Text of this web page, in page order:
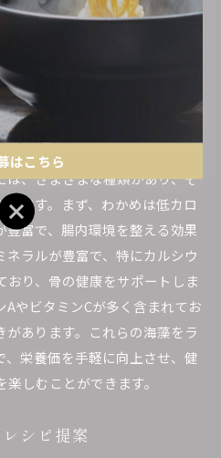
粒粉や玄米を使用したものを選
消化を助けます。このような工
を保ちながら、より健康に配
の違い
、さまざまな種類があり、そ
ます。まず、わかめは低カロ
豊富で、腸内環境を整える効果
ラルが豊富で、特にカルシウ
おり、骨の健康をサポートしま
やビタミンCが多く含まれてお
があります。これらの海藻をラ
、栄養価を手軽に向上させ、健
しむことができます。
シピ提案
はこちら
はこちら